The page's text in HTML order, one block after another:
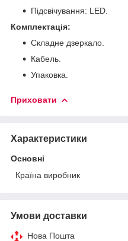
Підсвічування: LED.
Комплектація:
Складне дзеркало.
Кабель.
Упаковка.
Приховати
Характеристики
Основні
Країна виробник
Умови доставки
Нова Пошта